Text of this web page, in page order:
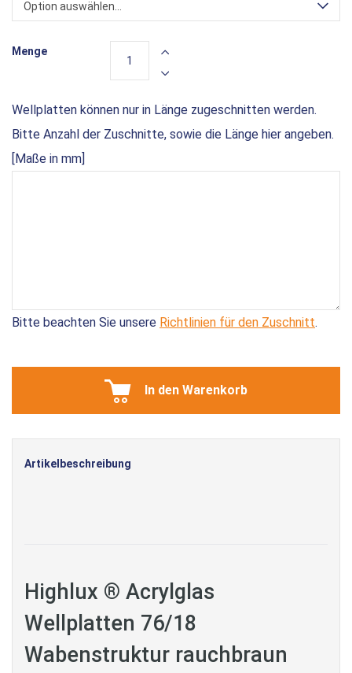
Option auswählen...
Wellplatten können nur in Länge zugeschnitten werden.
Bitte Anzahl der Zuschnitte, sowie die Länge hier angeben.
[Maße in mm]
Bitte beachten Sie unsere Richtlinien für den Zuschnitt.
Menge
In den Warenkorb
Artikelbeschreibung
Highlux ® Acrylglas
Wellplatten 76/18
Wabenstruktur rauchbraun